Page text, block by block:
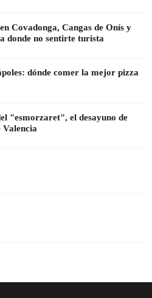
Covadonga, Cangas de Onís y
donde no sentirte turista
dónde comer la mejor pizza
"esmorzaret", el desayuno de
Valencia